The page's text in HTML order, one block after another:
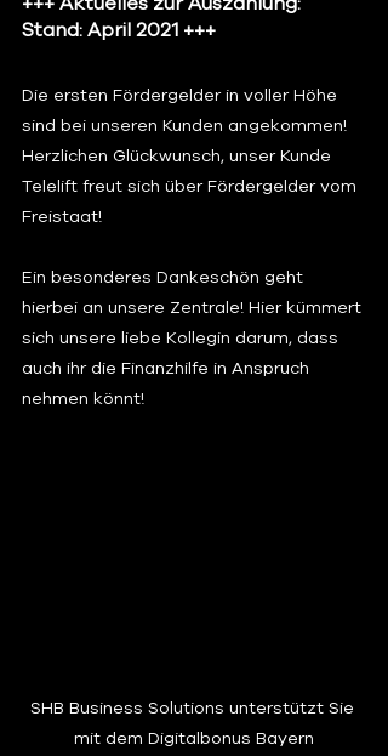
Stand: April 2021 +++
Die ersten Fördergelder in voller Höhe
sind bei unseren Kunden angekommen!
Herzlichen Glückwunsch, unser Kunde
Telelift freut sich über Fördergelder vom
Freistaat!
Ein besonderes Dankeschön geht
hierbei an unsere Zentrale! Hier kümmert
sich unsere liebe Kollegin darum, dass
auch ihr die Finanzhilfe in Anspruch
nehmen könnt!
SHB Business Solutions unterstützt Sie
mit dem Digitalbonus Bayern